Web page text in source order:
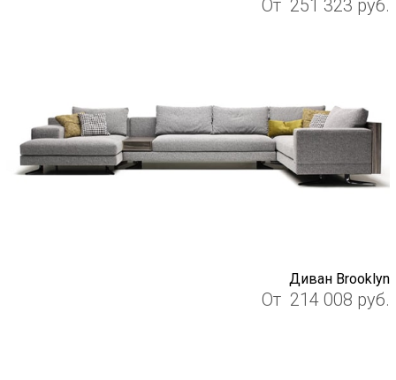
От 251 323 руб.
Диван Brooklyn
От 214 008 руб.